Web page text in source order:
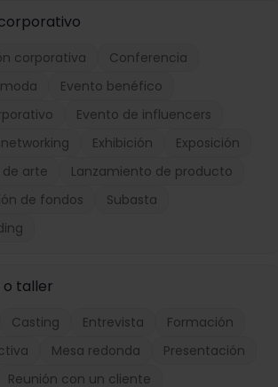
corporativa
Conferencia
Evento benéfico
Evento de influencers
Exhibición
Exposición
de arte
Lanzamiento de producto
de fondos
Subasta
o taller
Casting Entrevista
Formación
Mesa redonda
Presentación
Reunión con un cliente